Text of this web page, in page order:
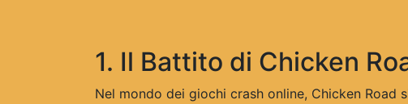
1. Il Battito di Chicken
Nel mondo dei giochi crash online, Chicken